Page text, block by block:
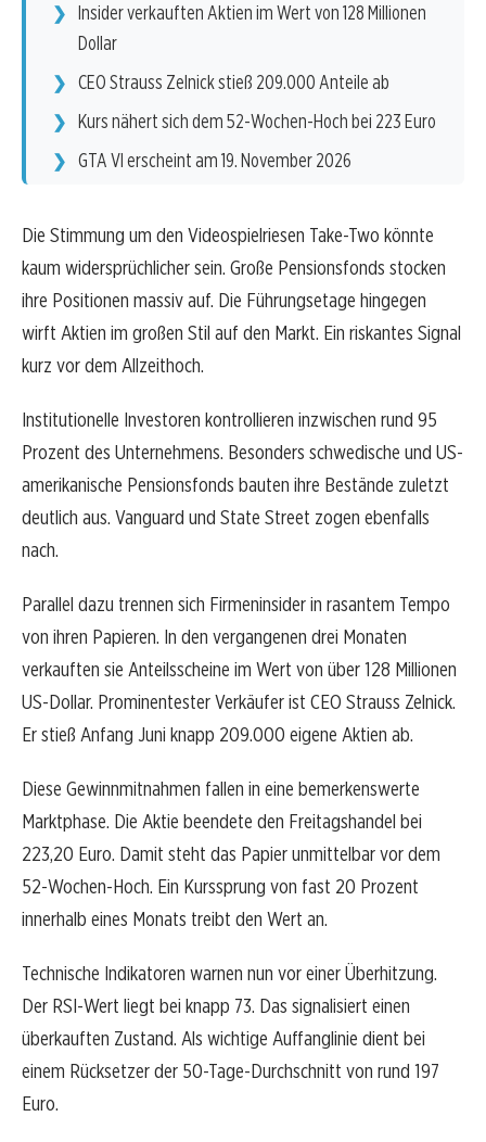
Insider verkauften Aktien im Wert von 128 Millionen
Dollar
CEO Strauss Zelnick stieß 209.000 Anteile ab
Kurs nähert sich dem 52-Wochen-Hoch bei 223 Euro
GTA VI erscheint am 19. November 2026
Die Stimmung um den Videospielriesen Take-Two könnte
kaum widersprüchlicher sein. Große Pensionsfonds stocken
ihre Positionen massiv auf. Die Führungsetage hingegen
wirft Aktien im großen Stil auf den Markt. Ein riskantes Signal
kurz vor dem Allzeithoch.
Institutionelle Investoren kontrollieren inzwischen rund 95
Prozent des Unternehmens. Besonders schwedische und US-
amerikanische Pensionsfonds bauten ihre Bestände zuletzt
deutlich aus. Vanguard und State Street zogen ebenfalls
nach.
Parallel dazu trennen sich Firmeninsider in rasantem Tempo
von ihren Papieren. In den vergangenen drei Monaten
verkauften sie Anteilsscheine im Wert von über 128 Millionen
US-Dollar. Prominentester Verkäufer ist CEO Strauss Zelnick.
Er stieß Anfang Juni knapp 209.000 eigene Aktien ab.
Diese Gewinnmitnahmen fallen in eine bemerkenswerte
Marktphase. Die Aktie beendete den Freitagshandel bei
223,20 Euro. Damit steht das Papier unmittelbar vor dem
52-Wochen-Hoch. Ein Kurssprung von fast 20 Prozent
innerhalb eines Monats treibt den Wert an.
Technische Indikatoren warnen nun vor einer Überhitzung.
Der RSI-Wert liegt bei knapp 73. Das signalisiert einen
überkauften Zustand. Als wichtige Auffanglinie dient bei
einem Rücksetzer der 50-Tage-Durchschnitt von rund 197
Euro.